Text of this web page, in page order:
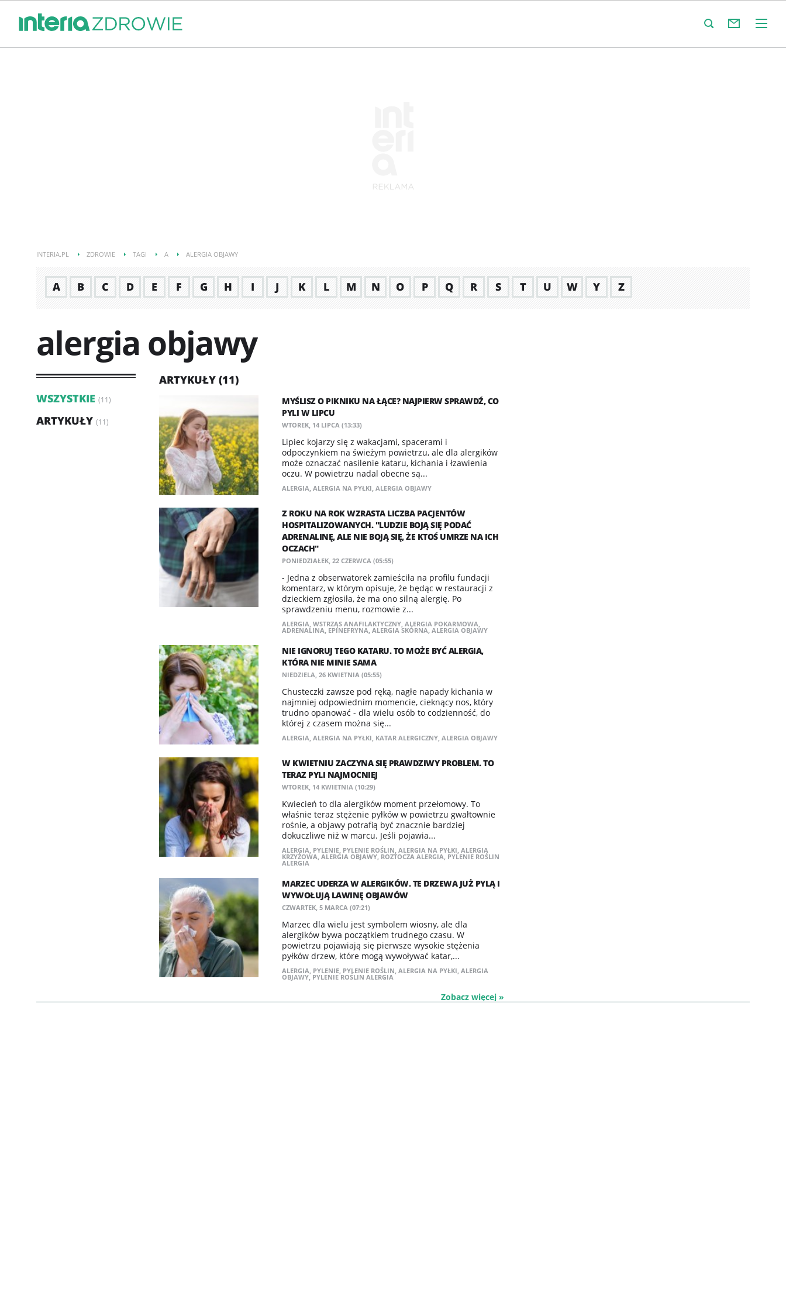
INTERIA.PL ZDROWIE TAGI A ALERGIA OBJAWY
A B C D E F G H I J K L M N O P Q R S T U W Y Z
alergia objawy
WSZYSTKIE (11)
ARTYKUŁY (11)
ARTYKUŁY (11)
MYŚLISZ O PIKNIKU NA ŁĄCE? NAJPIERW SPRAWDŹ, CO
PYLI W LIPCU
WTOREK, 14 LIPCA (13:33)
Lipiec kojarzy się z wakacjami, spacerami i
odpoczynkiem na świeżym powietrzu, ale dla alergików
może oznaczać nasilenie kataru, kichania i łzawienia
oczu. W powietrzu nadal obecne są...
ALERGIA, ALERGIA NA PYŁKI, ALERGIA OBJAWY
Z ROKU NA ROK WZRASTA LICZBA PACJENTÓW
HOSPITALIZOWANYCH. "LUDZIE BOJĄ SIĘ PODAĆ
ADRENALINĘ, ALE NIE BOJĄ SIĘ, ŻE KTOŚ UMRZE NA ICH
OCZACH"
PONIEDZIAŁEK, 22 CZERWCA (05:55)
- Jedna z obserwatorek zamieściła na profilu fundacji
komentarz, w którym opisuje, że będąc w restauracji z
dzieckiem zgłosiła, że ma ono silną alergię. Po
sprawdzeniu menu, rozmowie z...
ALERGIA, WSTRZĄS ANAFILAKTYCZNY, ALERGIA POKARMOWA,
ADRENALINA, EPINEFRYNA, ALERGIA SKÓRNA, ALERGIA OBJAWY
NIE IGNORUJ TEGO KATARU. TO MOŻE BYĆ ALERGIA,
KTÓRA NIE MINIE SAMA
NIEDZIELA, 26 KWIETNIA (05:55)
Chusteczki zawsze pod ręką, nagłe napady kichania w
najmniej odpowiednim momencie, cieknący nos, który
trudno opanować - dla wielu osób to codzienność, do
której z czasem można się...
ALERGIA, ALERGIA NA PYŁKI, KATAR ALERGICZNY, ALERGIA OBJAWY
W KWIETNIU ZACZYNA SIĘ PRAWDZIWY PROBLEM. TO
TERAZ PYLI NAJMOCNIEJ
WTOREK, 14 KWIETNIA (10:29)
Kwiecień to dla alergików moment przełomowy. To
właśnie teraz stężenie pyłków w powietrzu gwałtownie
rośnie, a objawy potrafią być znacznie bardziej
dokuczliwe niż w marcu. Jeśli pojawia...
ALERGIA, PYLENIE, PYLENIE ROŚLIN, ALERGIA NA PYŁKI, ALERGIA
KRZYŻOWA, ALERGIA OBJAWY, ROZTOCZA ALERGIA, PYLENIE ROŚLIN
ALERGIA
MARZEC UDERZA W ALERGIKÓW. TE DRZEWA JUŻ PYLĄ I
WYWOŁUJĄ LAWINĘ OBJAWÓW
CZWARTEK, 5 MARCA (07:21)
Marzec dla wielu jest symbolem wiosny, ale dla
alergików bywa początkiem trudnego czasu. W
powietrzu pojawiają się pierwsze wysokie stężenia
pyłków drzew, które mogą wywoływać katar,...
ALERGIA, PYLENIE, PYLENIE ROŚLIN, ALERGIA NA PYŁKI, ALERGIA
OBJAWY, PYLENIE ROŚLIN ALERGIA
Zobacz więcej »